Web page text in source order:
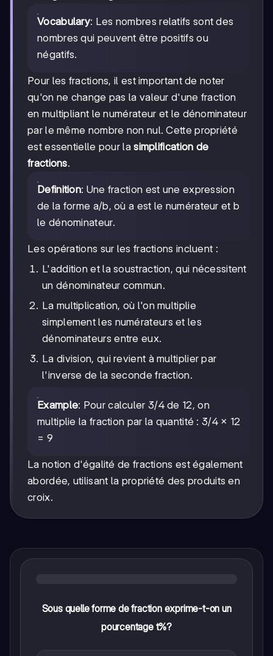
Vocabulary: Les nombres relatifs sont des
nombres qui peuvent être positifs ou
négatifs.
Pour les fractions, il est important de noter
qu'on ne change pas la valeur d'une fraction
en multipliant le numérateur et le dénominateur
par le même nombre non nul. Cette propriété
est essentielle pour lasimplification de
fractions.
Definition: Une fraction est une expression
de la forme a/b, où a est le numérateur et b
le dénominateur.
Les opérations sur les fractions incluent :
L'addition et la soustraction, qui nécessitent
un dénominateur commun.
La multiplication, où l'on multiplie
simplement les numérateurs et les
dénominateurs entre eux.
La division, qui revient à multiplier par
l'inverse de la seconde fraction.
Example: Pour calculer 3/4 de 12, on
multiplie la fraction par la quantité : 3/4 × 12
= 9
La notion d'égalité de fractions est également
abordée, utilisant la propriété des produits en
croix.
Sous quelle forme de fraction exprime-t-on un
pourcentage t%?